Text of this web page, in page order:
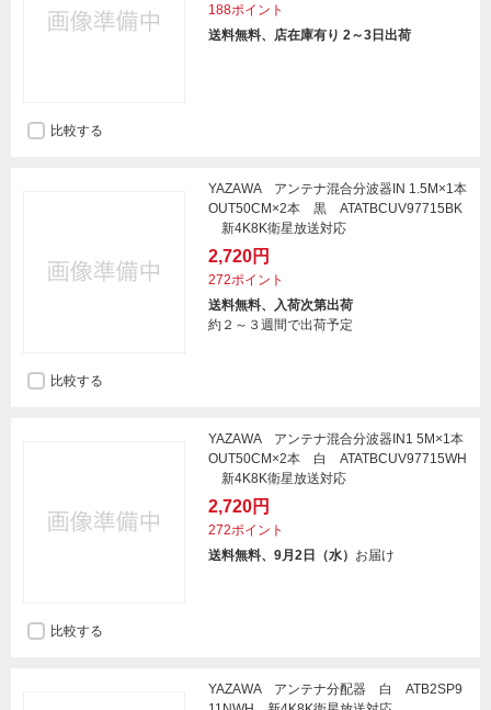
188ポイント
送料無料、店在庫有り 2～3日出荷
比較する
YAZAWA アンテナ混合分波器IN 1.5M×1本
OUT50CM×2本 黒 ATATBCUV97715BK
新4K8K衛星放送対応
2,720円
272ポイント
送料無料、入荷次第出荷
約２～３週間で出荷予定
比較する
YAZAWA アンテナ混合分波器IN1 5M×1本
OUT50CM×2本 白 ATATBCUV97715WH
新4K8K衛星放送対応
2,720円
272ポイント
送料無料、9月2日（水） お届け
比較する
YAZAWA アンテナ分配器 白 ATB2SP9